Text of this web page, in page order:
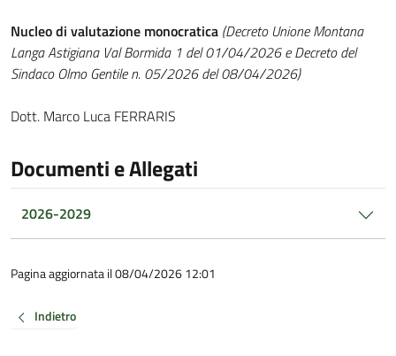
Nucleo di valutazione monocratica (Decreto Unione Montana
Langa Astigiana Val Bormida 1 del 01/04/2026 e Decreto del
Sindaco Olmo Gentile n. 05/2026 del 08/04/2026)
Dott. Marco Luca FERRARIS
Documenti e Allegati
2026-2029
Pagina aggiornata il 08/04/2026 12:01
Indietro